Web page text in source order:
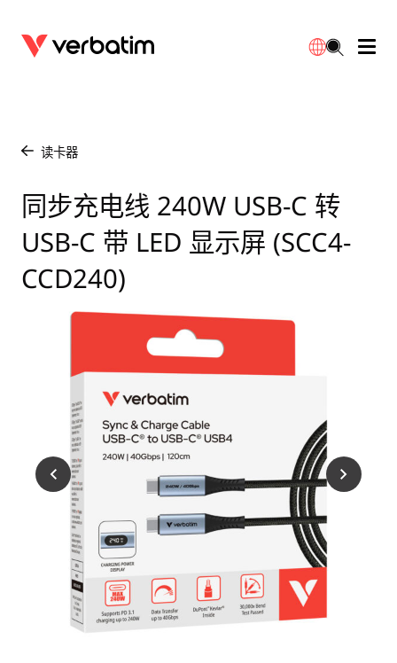
读卡器
同步充电线 240W USB-C 转
USB-C 带 LED 显示屏 (SCC4-
CCD240)
配件
电源
下载
联系我们
English